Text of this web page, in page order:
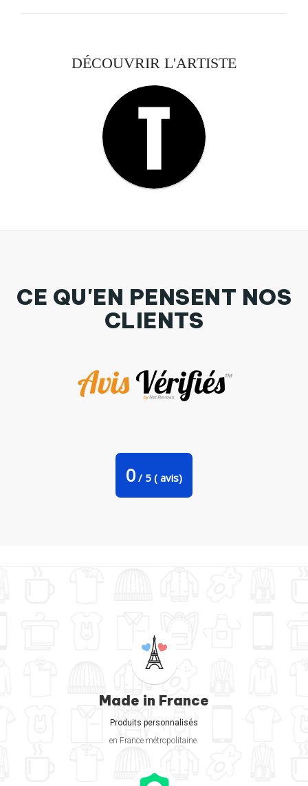
DÉCOUVRIR L'ARTISTE
CE QU'EN PENSENT NOS
CLIENTS
0 / 5 ( avis)
Made in France
Produits personnalisés
en France métropolitaine.